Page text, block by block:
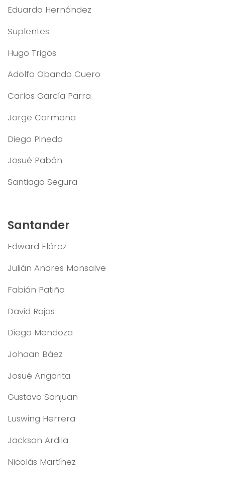
Eduardo Hernández
Suplentes
Hugo Trigos
Adolfo Obando Cuero
Carlos García Parra
Jorge Carmona
Diego Pineda
Josué Pabón
Santiago Segura
Santander
Edward Flórez
Julián Andres Monsalve
Fabián Patiño
David Rojas
Diego Mendoza
Johaan Báez
Josué Angarita
Gustavo Sanjuan
Luswing Herrera
Jackson Ardila
Nicolás Martínez